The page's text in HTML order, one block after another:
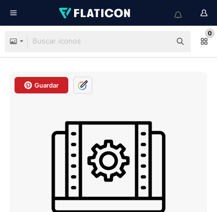
0
Guardar